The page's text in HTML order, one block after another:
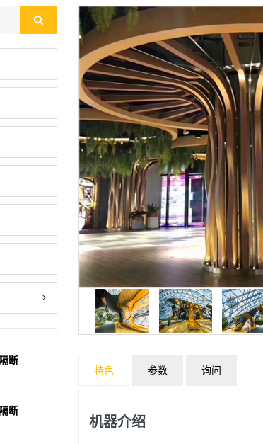
特色 参数 询问
机器介绍
断
断